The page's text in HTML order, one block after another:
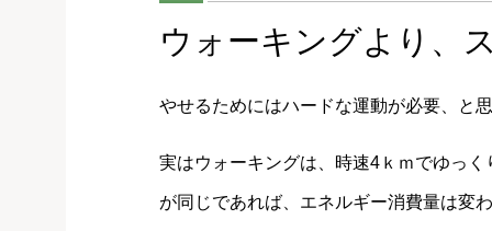
ウォーキングより、
やせるためにはハードな運動が必要、と
実はウォーキングは、時速4ｋｍでゆっ
が同じであれば、エネルギー消費量は変